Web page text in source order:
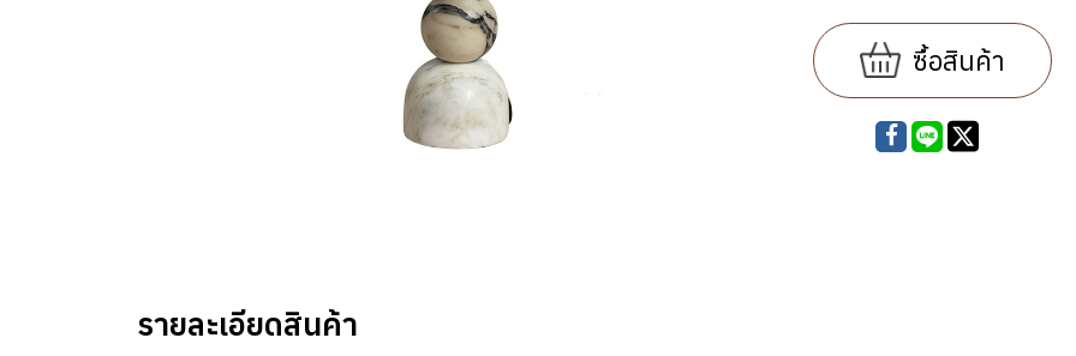
ซื้อสินค้า
รายละเอียดสินค้า